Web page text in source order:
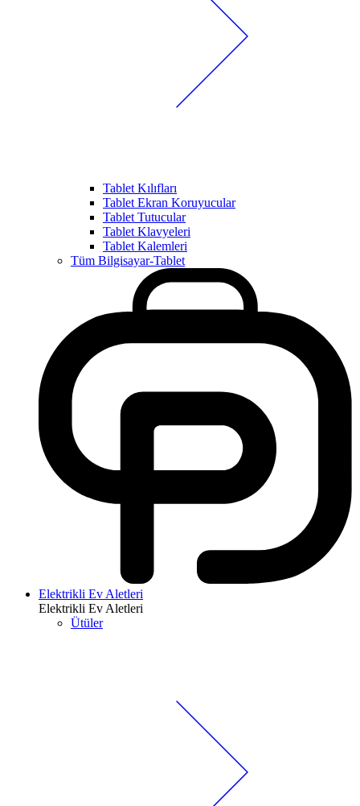
Tablet Kılıfları
Tablet Ekran Koruyucular
Tablet Tutucular
Tablet Klavyeleri
Tablet Kalemleri
Tüm Bilgisayar-Tablet
Elektrikli Ev Aletleri
Elektrikli Ev Aletleri
Ütüler